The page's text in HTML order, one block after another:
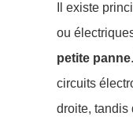
Il existe
ou
petite panne
circuits
droite, tandis